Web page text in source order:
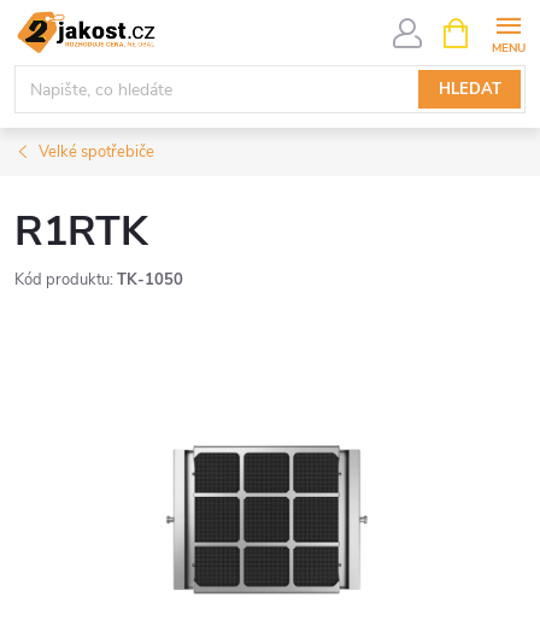
Přejít
obsah
HLEDAT
NÁKUPNÍ
KOŠÍK
Velké spotřebiče
R1RTK
Kód produktu: TK-1050